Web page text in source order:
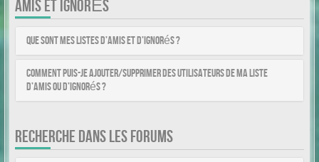
AMIS ET IGNORÉS
Que sont mes listes d’amis et d’ignorés ?
Comment puis-je ajouter/supprimer des utilisateurs de ma liste
d’amis ou d’ignorés ?
RECHERCHE DANS LES FORUMS